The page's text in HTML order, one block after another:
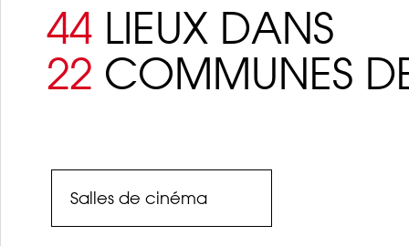
44 LIEUX DANS
22 COMMUNES
Salles de cinéma